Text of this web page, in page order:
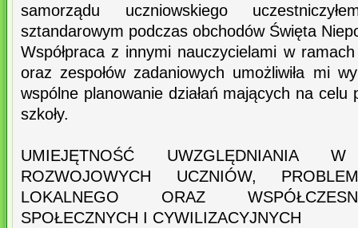
samorządu uczniowskiego
sztandarowym podczas obchodów Święta
Współpraca z innymi nauczycielami w
oraz zespołów zadaniowych umożliwiła mi
wspólne planowanie działań mających na celu
szkoły.
UMIEJĘTNOŚĆ UWZGLĘDNIANIA
ROZWOJOWYCH UCZNIÓW,
LOKALNEGO ORAZ
SPOŁECZNYCH I CYWILIZACYJNYCH